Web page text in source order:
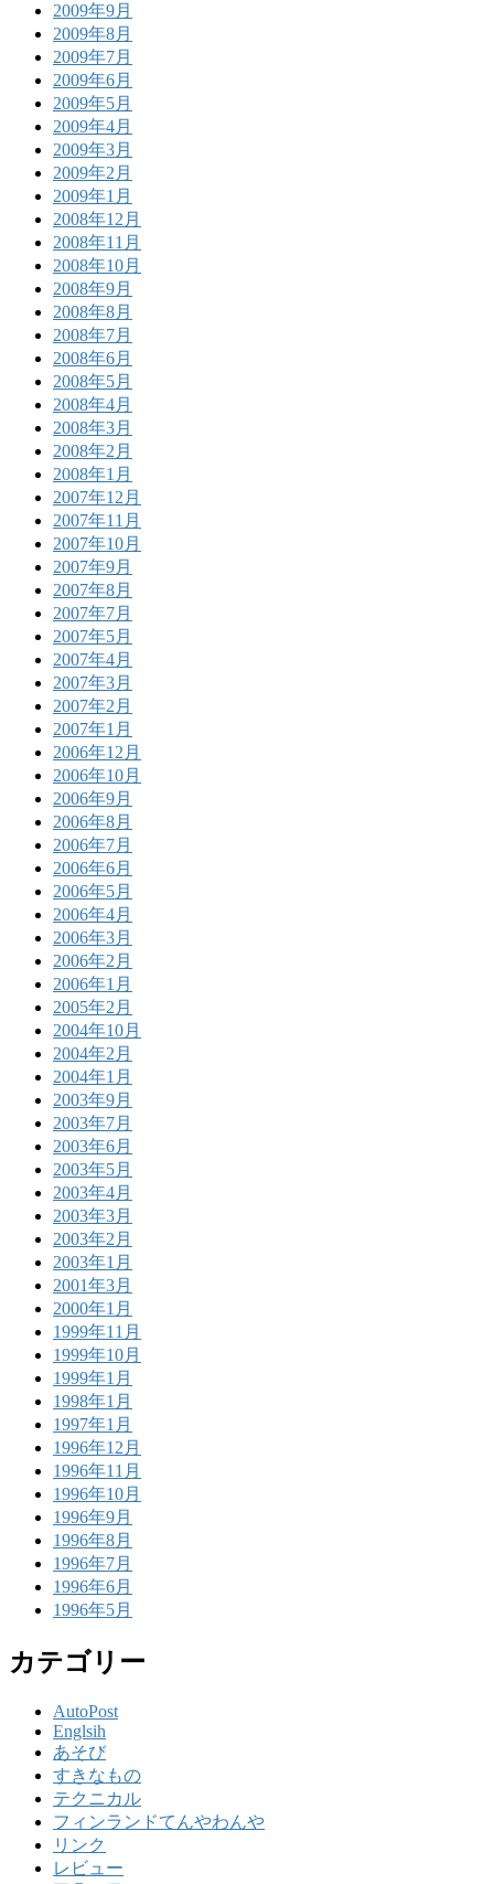
2009年9月
2009年8月
2009年7月
2009年6月
2009年5月
2009年4月
2009年3月
2009年2月
2009年1月
2008年12月
2008年11月
2008年10月
2008年9月
2008年8月
2008年7月
2008年6月
2008年5月
2008年4月
2008年3月
2008年2月
2008年1月
2007年12月
2007年11月
2007年10月
2007年9月
2007年8月
2007年7月
2007年5月
2007年4月
2007年3月
2007年2月
2007年1月
2006年12月
2006年10月
2006年9月
2006年8月
2006年7月
2006年6月
2006年5月
2006年4月
2006年3月
2006年2月
2006年1月
2005年2月
2004年10月
2004年2月
2004年1月
2003年9月
2003年7月
2003年6月
2003年5月
2003年4月
2003年3月
2003年2月
2003年1月
2001年3月
2000年1月
1999年11月
1999年10月
1999年1月
1998年1月
1997年1月
1996年12月
1996年11月
1996年10月
1996年9月
1996年8月
1996年7月
1996年6月
1996年5月
カテゴリー
AutoPost
Englsih
あそび
すきなもの
テクニカル
フィンランドてんやわんや
リンク
レビュー